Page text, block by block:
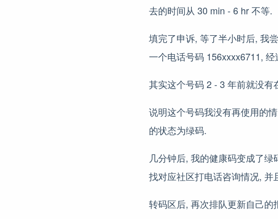
去的时间从 30 min - 6 hr 不等.
填完了申诉, 等了半小时后, 我
一个电话号码 156xxxx6711,
其实这个号码 2 - 3 年前就没
说明这个号码我没有再使用的
的状态为绿码.
几分钟后, 我的健康码变成了
找对应社区打电话咨询情况,
转码区后, 再次排队更新自己